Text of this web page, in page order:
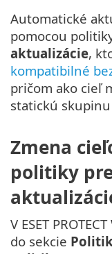
Automatické
pomocou
aktualizácie,
kompatibilné
pričom ako cieľ
statickú skupinu
Zmena
politiky
V ESET
do sekcie